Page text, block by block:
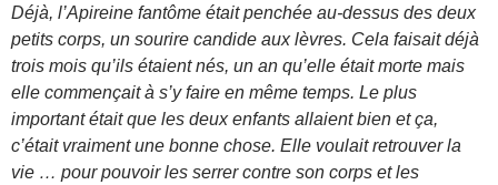
Déjà, l’Apireine fantôme était penchée au-dessus des deux
petits corps, un sourire candide aux lèvres. Cela faisait déjà
trois mois qu’ils étaient nés, un an qu’elle était morte mais
elle commençait à s’y faire en même temps. Le plus
important était que les deux enfants allaient bien et ça,
c’était vraiment une bonne chose. Elle voulait retrouver la
vie … pour pouvoir les serrer contre son corps et les